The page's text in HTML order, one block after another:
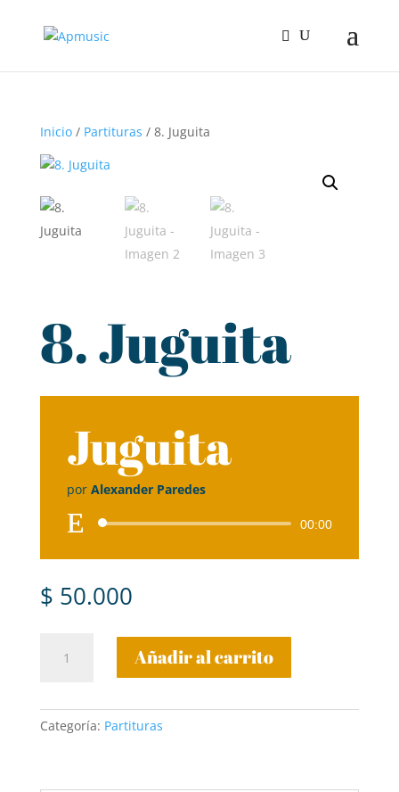
Inicio/ Partituras / 8. Juguita
8. Juguita
Juguita
por Alexander Paredes
Reproductor
audio
00:00
$ 50.000
Juguita
Añadir al carrito
Categoría: Partituras